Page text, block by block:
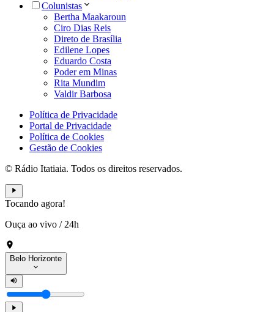
Colunistas
Bertha Maakaroun
Ciro Dias Reis
Direto de Brasília
Edilene Lopes
Eduardo Costa
Poder em Minas
Rita Mundim
Valdir Barbosa
Política de Privacidade
Portal de Privacidade
Política de Cookies
Gestão de Cookies
© Rádio Itatiaia. Todos os direitos reservados.
Tocando agora!
Ouça ao vivo / 24h
Belo Horizonte